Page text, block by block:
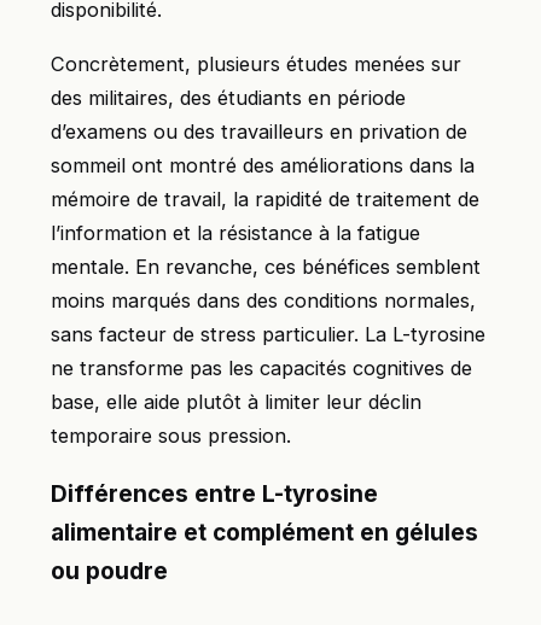
disponibilité.
Concrètement, plusieurs études menées sur
des militaires, des étudiants en période
d’examens ou des travailleurs en privation de
sommeil ont montré des améliorations dans la
mémoire de travail, la rapidité de traitement de
l’information et la résistance à la fatigue
mentale. En revanche, ces bénéfices semblent
moins marqués dans des conditions normales,
sans facteur de stress particulier. La L-tyrosine
ne transforme pas les capacités cognitives de
base, elle aide plutôt à limiter leur déclin
temporaire sous pression.
Différences entre L-tyrosine
alimentaire et complément en gélules
ou poudre